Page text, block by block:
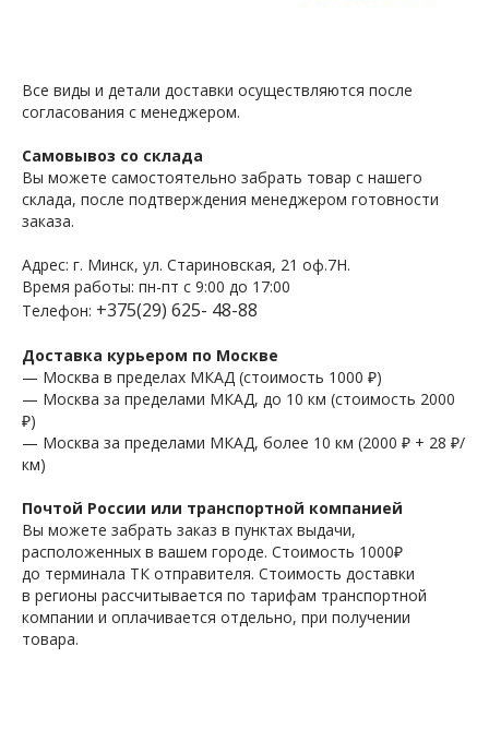
Все виды и детали доставки осуществляются после
согласования с менеджером.
Самовывоз со склада
Вы можете самостоятельно забрать товар с нашего
склада, после подтверждения менеджером готовности
заказа.
Адрес: г. Минск, ул. Стариновская, 21 оф.7Н.
Время работы: пн-пт с 9:00 до 17:00
Телефон: +375(29) 625- 48-88
Доставка курьером по Москве
— Москва в пределах МКАД (стоимость 1000 ₽)
— Москва за пределами МКАД, до 10 км (стоимость 2000
₽)
— Москва за пределами МКАД, более 10 км (2000 ₽ + 28 ₽/
км)
Почтой России или транспортной компанией
Вы можете забрать заказ в пунктах выдачи,
расположенных в вашем городе. Стоимость 1000₽
до терминала ТК отправителя. Стоимость доставки
в регионы рассчитывается по тарифам транспортной
компании и оплачивается отдельно, при получении
товара.